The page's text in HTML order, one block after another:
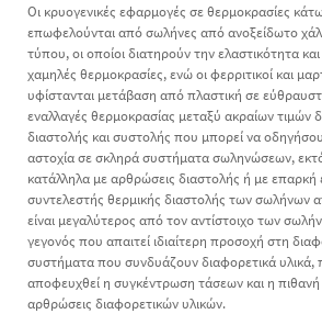
Οι κρυογενικές εφαρμογές σε θερμοκρασίες
επωφελούνται από σωλήνες από ανοξείδωτο
τύπου, οι οποίοι διατηρούν την ελαστικότητα
χαμηλές θερμοκρασίες, ενώ οι φερριτικοί και
υφίστανται μετάβαση από πλαστική σε
εναλλαγές θερμοκρασίας μεταξύ ακραίων τιμών
διαστολής και συστολής που μπορεί να
αστοχία σε σκληρά συστήματα σωληνώσεων,
κατάλληλα με αρθρώσεις διαστολής ή με επαρκή
συντελεστής θερμικής διαστολής των σωλήνων
είναι μεγαλύτερος από τον αντίστοιχο των
γεγονός που απαιτεί ιδιαίτερη προσοχή στη
συστήματα που συνδυάζουν διαφορετικά υλικά,
αποφευχθεί η συγκέντρωση τάσεων και η πιθανή
αρθρώσεις διαφορετικών υλικών.